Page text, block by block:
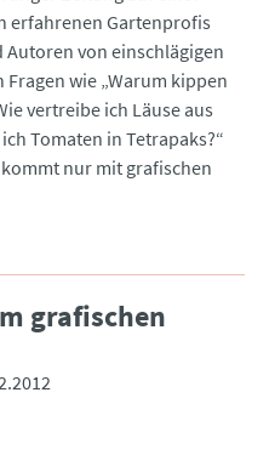
erfahrenen Gartenprofis
von einschlägigen
wie „Warum kippen
vertreibe ich Läuse aus
Tomaten in Tetrapaks?“
nur mit grafischen
grafischen